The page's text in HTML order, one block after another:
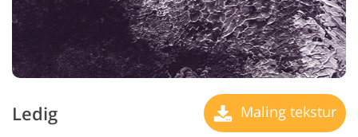
Ledig Maling tekstur